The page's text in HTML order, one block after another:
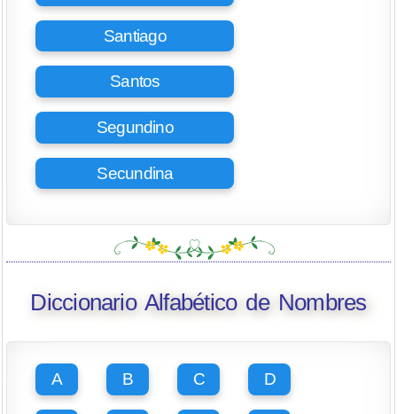
Santiago
Santos
Segundino
Secundina
Diccionario Alfabético de Nombres
A B C D